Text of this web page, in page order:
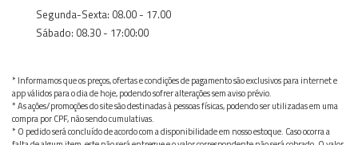
Segunda-Sexta: 08.00 - 17.00
Sábado: 08.30 - 17:00:00
* Informamos que os preços, ofertas e condições de pagamento são exclusivos para internet e
app válidos para o dia de hoje, podendo sofrer alterações sem aviso prévio.
* As ações/promoções do site são destinadas à pessoas físicas, podendo ser utilizadas em uma
compra por CPF, não sendo cumulativas.
* O pedido será concluído de acordo com a disponibilidade em nosso estoque. Caso ocorra a